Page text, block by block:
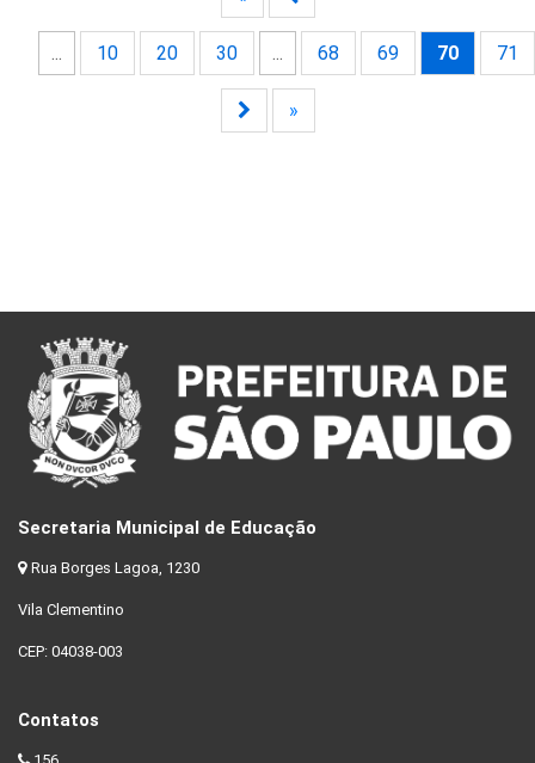
... 10 20 30 ... 68 69 70 71
»
Secretaria Municipal de Educação
Rua Borges Lagoa, 1230
Vila Clementino
CEP: 04038-003
Contatos